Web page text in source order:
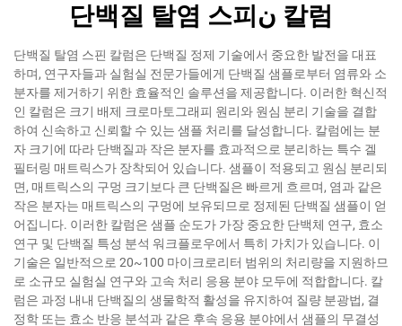
단백질 탈염 스피ن 칼럼
단백질 탈염 스핀 칼럼은 단백질 정제 기술에서 중요한 발전을 대표
하며, 연구자들과 실험실 전문가들에게 단백질 샘플로부터 염류와 소
분자를 제거하기 위한 효율적인 솔루션을 제공합니다. 이러한 혁신적
인 칼럼은 크기 배제 크로마토그래피 원리와 원심 분리 기술을 결합
하여 신속하고 신뢰할 수 있는 샘플 처리를 달성합니다. 칼럼에는 분
자 크기에 따라 단백질과 작은 분자를 효과적으로 분리하는 특수 겔
필터링 매트릭스가 장착되어 있습니다. 샘플이 적용되고 원심 분리되
면, 매트릭스의 구멍 크기보다 큰 단백질은 빠르게 흐르며, 염과 같은
작은 분자는 매트릭스의 구멍에 보유되므로 정제된 단백질 샘플이 얻
어집니다. 이러한 칼럼은 샘플 순도가 가장 중요한 단백체 연구, 효소
연구 및 단백질 특성 분석 워크플로우에서 특히 가치가 있습니다. 이
기술은 일반적으로 20~100 마이크로리터 범위의 처리량을 지원하므
로 소규모 실험실 연구와 고속 처리 응용 분야 모두에 적합합니다. 칼
럼은 과정 내내 단백질의 생물학적 활성을 유지하여 질량 분광법, 결
정학 또는 효소 반응 분석과 같은 후속 응용 분야에서 샘플의 무결성